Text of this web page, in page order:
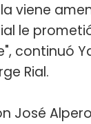
viene
le
continuó
Rial.
José